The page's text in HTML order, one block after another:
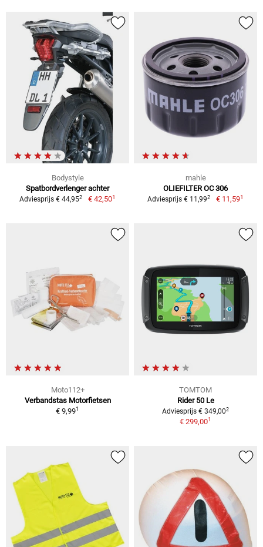
Bodystyle
Spatbordverlenger achter
Adviesprijs € 44,952 € 42,501
mahle
OLIEFILTER OC 306
Adviesprijs € 11,992 € 11,591
Moto112+
Verbandstas Motorfietsen
€ 9,991
TOMTOM
Rider 50 Le
Adviesprijs € 349,002
€ 299,001